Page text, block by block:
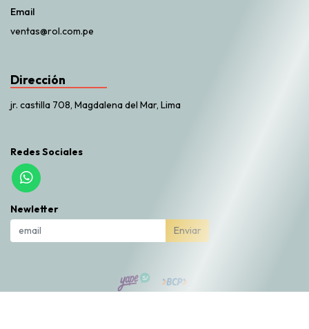
Email
ventas@rol.com.pe
Dirección
jr. castilla 708, Magdalena del Mar, Lima
Redes Sociales
Newletter
Enviar